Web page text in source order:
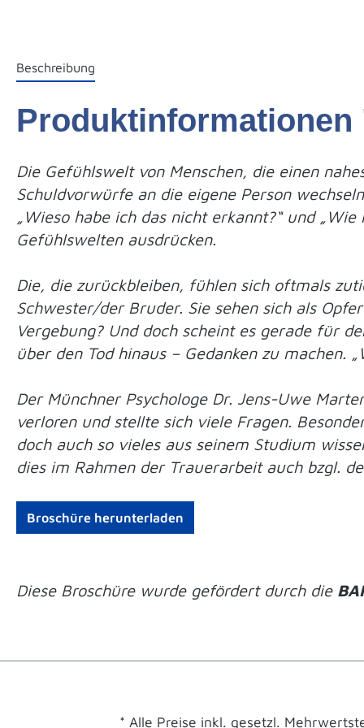
Beschreibung
Produktinformationen
Die Gefühlswelt von Menschen, die einen
Schuldvorwürfe an die eigene Person
„Wieso habe ich das nicht erkannt?“ und
Gefühlswelten ausdrücken.
Die, die zurückbleiben, fühlen sich oftmals
Schwester/der Bruder. Sie sehen sich als
Vergebung? Und doch scheint es gerade für
über den Tod hinaus – Gedanken zu machen.
Der Münchner Psychologe Dr. Jens-Uwe
verloren und stellte sich viele Fragen.
doch auch so vieles aus seinem Studium
dies im Rahmen der Trauerarbeit auch bzgl.
Broschüre herunterladen
Diese Broschüre wurde gefördert durch die
* Alle Preise inkl. gesetzl.